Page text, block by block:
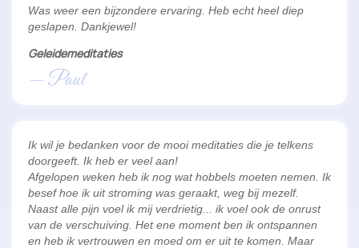
Was weer een bijzondere ervaring. Heb echt heel diep
geslapen. Dankjewel!
Geleidemeditaties
— Paul
Ik wil je bedanken voor de mooi meditaties die je telkens
doorgeeft. Ik heb er veel aan!
Afgelopen weken heb ik nog wat hobbels moeten nemen. Ik
besef hoe ik uit stroming was geraakt, weg bij mezelf.
Naast alle pijn voel ik mij verdrietig... ik voel ook de onrust
van de verschuiving. Het ene moment ben ik ontspannen
en heb ik vertrouwen en moed om er uit te komen. Maar